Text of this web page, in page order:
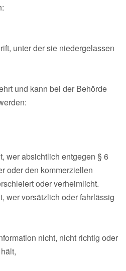
unter der sie niedergelassen
und kann bei der Behörde
wer absichtlich entgegen § 6
oder den kommerziellen
oder verheimlicht.
wer vorsätzlich oder fahrlässig
nicht, nicht richtig oder